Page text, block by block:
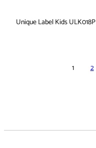
Unique Label Kids ULK018P
1 2